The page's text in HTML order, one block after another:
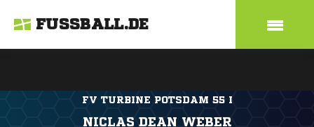
FUSSBALL.DE
FV TURBINE POTSDAM 55 I
NICLAS DEAN WEBER